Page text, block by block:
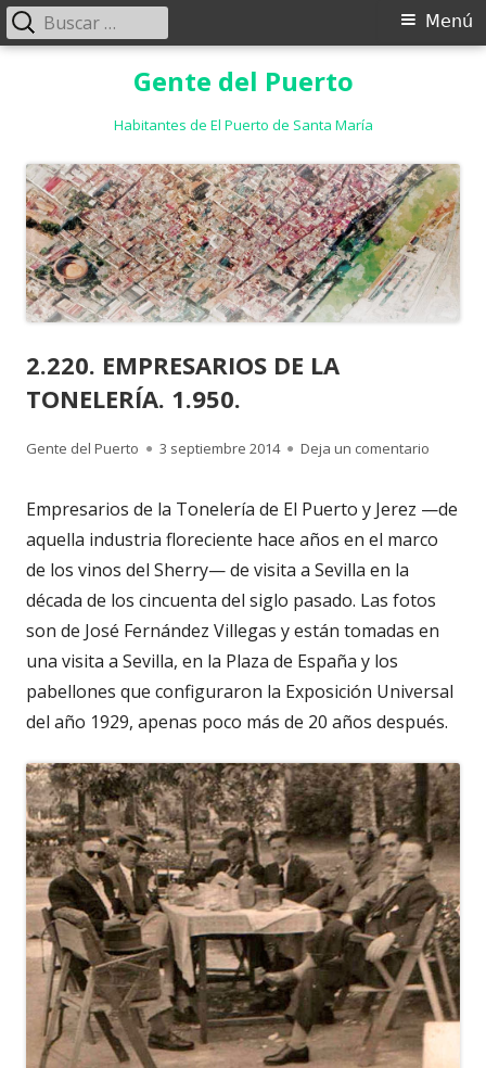
Gente del Puerto
Habitantes de El Puerto de Santa María
Menú
Menú
Buscar:
2.220. EMPRESARIOS DE LA
TONELERÍA. 1.950.
Autor
Gente del Puerto
Publicado
3 septiembre 2014 Deja un comentario
Empresarios de la Tonelería de El Puerto y Jerez —de
aquella industria floreciente hace años en el marco
de los vinos del Sherry— de visita a Sevilla en la
década de los cincuenta del siglo pasado. Las fotos
son de José Fernández Villegas y están tomadas en
una visita a Sevilla, en la Plaza de España y los
pabellones que configuraron la Exposición Universal
del año 1929, apenas poco más de 20 años después.